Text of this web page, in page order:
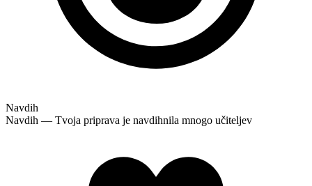
Navdih
Navdih — Tvoja priprava je navdihnila mnogo učiteljev